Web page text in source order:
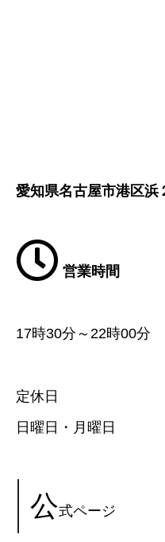
愛知県名古屋市港区浜
営業時間
17時30分～22時00分
定休日
日曜日・月曜日
公式ページ